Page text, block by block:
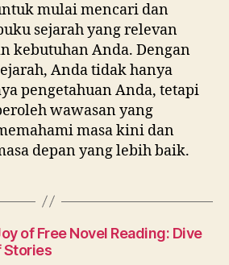
mulai mencari dan
sejarah yang relevan
kebutuhan Anda. Dengan
Anda tidak hanya
pengetahuan Anda, tetapi
wawasan yang
masa kini dan
depan yang lebih baik.
of Free Novel Reading: Dive
Stories